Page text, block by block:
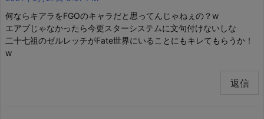
何ならキアラをFGOのキャラだと思ってんじゃねぇの？w
エアプじゃなかったら今更スターシステムに文句付けないしな
二十七祖のゼルレッチがFate世界にいることにもキレてもらうか！
w
返信